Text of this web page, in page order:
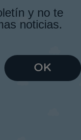
y no te
noticias.